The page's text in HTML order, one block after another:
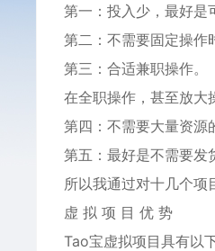
第一：投入少，最好是
第二：不需要固定操作
第三：合适兼职操作。
在全职操作，甚至放大
第四：不需要大量资源
第五：最好是不需要发
所以我通过对十几个项
虚 拟 项 目 优 势
Tao宝虚拟项目具有以